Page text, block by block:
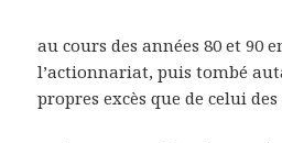
au cours des années 80 et 90
l’actionnariat, puis tombé
propres excès que de celui